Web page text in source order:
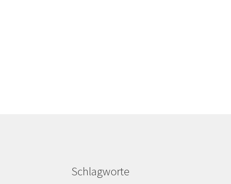
Schlagworte